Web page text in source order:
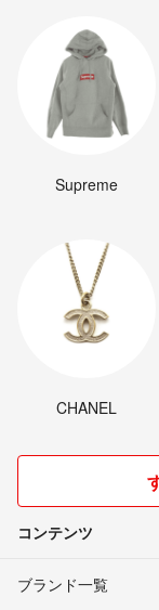
Supreme
CHANEL
コンテンツ
ブランド一覧